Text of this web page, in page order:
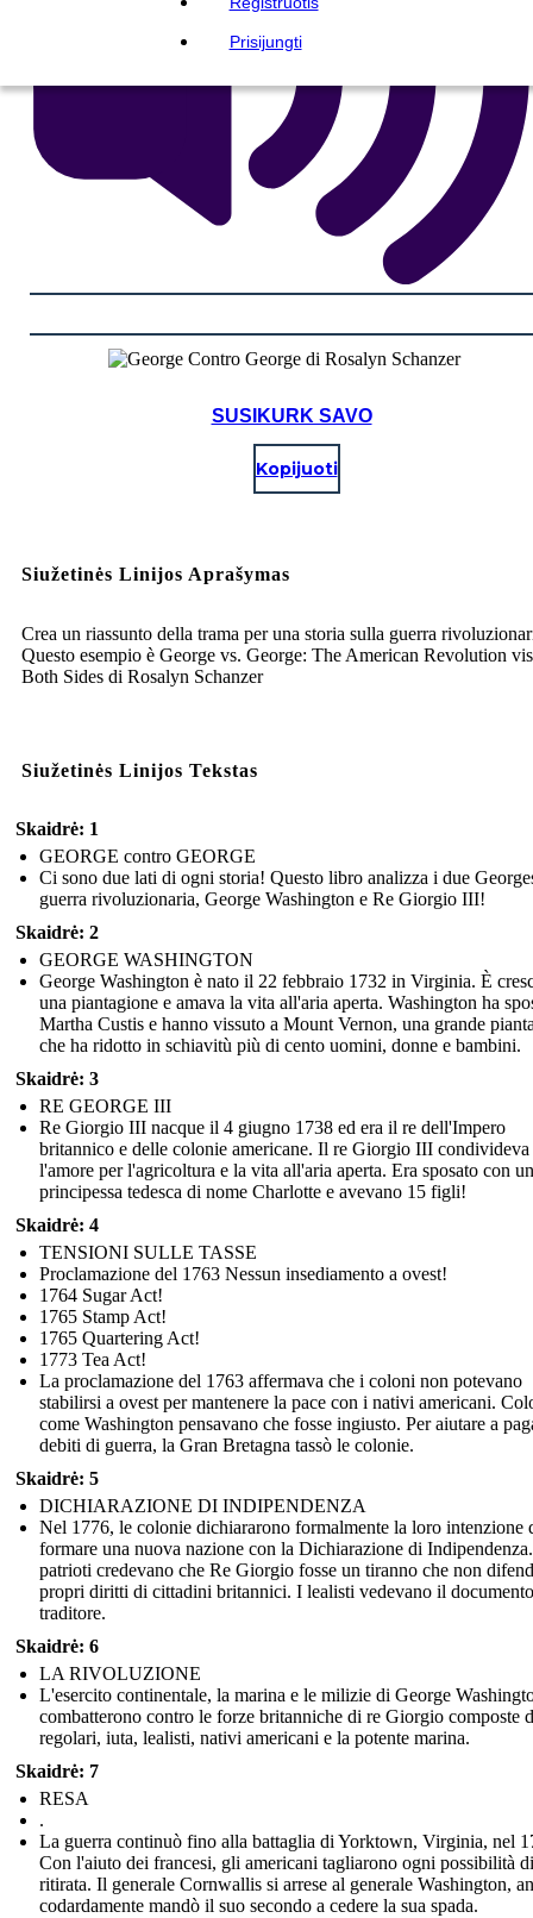
Prisijungti
SUSIKURK SAVO
Kopijuoti
Siužetinės Linijos Aprašymas
Crea un riassunto della trama per una storia sulla guerra
Questo esempio è George vs. George: The American Revolution
Both Sides di Rosalyn Schanzer
Siužetinės Linijos Tekstas
Skaidrė: 1
GEORGE contro GEORGE
Ci sono due lati di ogni storia! Questo libro analizza i due
guerra rivoluzionaria, George Washington e Re Giorgio III!
Skaidrė: 2
GEORGE WASHINGTON
George Washington è nato il 22 febbraio 1732 in Virginia. È
una piantagione e amava la vita all'aria aperta. Washington ha
Martha Custis e hanno vissuto a Mount Vernon, una grande
che ha ridotto in schiavitù più di cento uomini, donne e bambini.
Skaidrė: 3
RE GEORGE III
Re Giorgio III nacque il 4 giugno 1738 ed era il re dell'Impero
britannico e delle colonie americane. Il re Giorgio III condivideva
l'amore per l'agricoltura e la vita all'aria aperta. Era sposato con
principessa tedesca di nome Charlotte e avevano 15 figli!
Skaidrė: 4
TENSIONI SULLE TASSE
Proclamazione del 1763 Nessun insediamento a ovest!
1764 Sugar Act!
1765 Stamp Act!
1765 Quartering Act!
1773 Tea Act!
La proclamazione del 1763 affermava che i coloni non potevano
stabilirsi a ovest per mantenere la pace con i nativi americani.
come Washington pensavano che fosse ingiusto. Per aiutare a
debiti di guerra, la Gran Bretagna tassò le colonie.
Skaidrė: 5
DICHIARAZIONE DI INDIPENDENZA
Nel 1776, le colonie dichiararono formalmente la loro intenzione
formare una nuova nazione con la Dichiarazione di
patrioti credevano che Re Giorgio fosse un tiranno che non
propri diritti di cittadini britannici. I lealisti vedevano il
traditore.
Skaidrė: 6
LA RIVOLUZIONE
L'esercito continentale, la marina e le milizie di George
combatterono contro le forze britanniche di re Giorgio composte
regolari, iuta, lealisti, nativi americani e la potente marina.
Skaidrė: 7
RESA
.
La guerra continuò fino alla battaglia di Yorktown, Virginia, nel
Con l'aiuto dei francesi, gli americani tagliarono ogni possibilità di
ritirata. Il generale Cornwallis si arrese al generale Washington,
codardamente mandò il suo secondo a cedere la sua spada.